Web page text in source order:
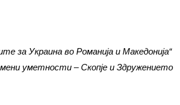
за Украина во Романија и Македонија“
уметности – Скопје и Здружението